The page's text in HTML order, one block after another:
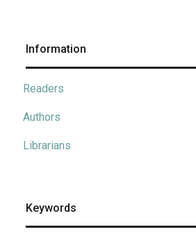
Information
Readers
Authors
Librarians
Keywords